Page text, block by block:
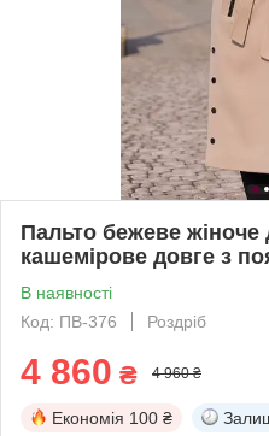
Пальто бежеве жіноче
кашемірове довге з
В наявності
Код: ПВ-376
Роздріб
4 860 ₴ 4 960 ₴
Економія 100 ₴